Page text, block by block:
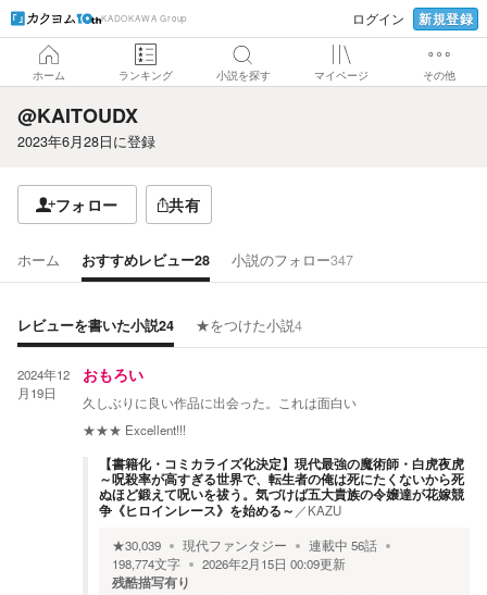
KADOKAWA Group ログイン 新規登録
ホーム ランキング 小説を探す マイページ その他
@KAITOUDX
2023年6月28日に登録
フォロー 共有
ホーム おすすめレビュー28 小説のフォロー347
レビューを書いた小説24 ★をつけた小説4
2024年12
月19日
おもろい
久しぶりに良い作品に出会った。これは面白い
★★★ Excellent!!!
【書籍化・コミカライズ化決定】現代最強の魔術師・白虎夜虎
～呪殺率が高すぎる世界で、転生者の俺は死にたくないから死
ぬほど鍛えて呪いを祓う。気づけば五大貴族の令嬢達が花嫁競
争《ヒロインレース》を始める～ ／KAZU
★30,039 現代ファンタジー 連載中 56話
198,774文字 2026年2月15日 00:09更新
残酷描写有り